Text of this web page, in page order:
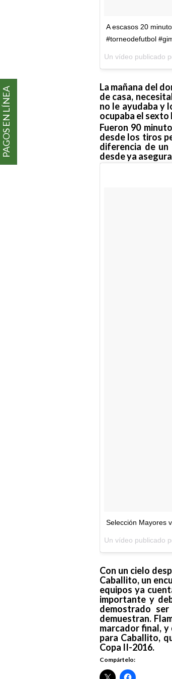
A escasos 20
#torneodefutbol
Un vídeo publicado
La mañana del
de casa,
no le ayudaba y
ocupaba el
Fueron 90
desde los tiros
diferencia de
desde ya
Selección Mayores
Un vídeo publicado
Con un cielo
Caballito, un
equipos ya
importante y
demostrado
demuestran.
marcador final,
para Caballito,
Copa II-2016.
Compártelo:
PAGOS EN LÍNEA